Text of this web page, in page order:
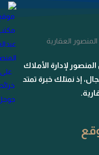
لإدارة الأملاك
إذ نمتلك خبرة تمتد